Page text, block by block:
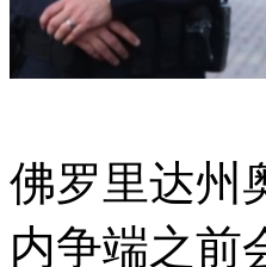
佛罗里达州
内争端之前